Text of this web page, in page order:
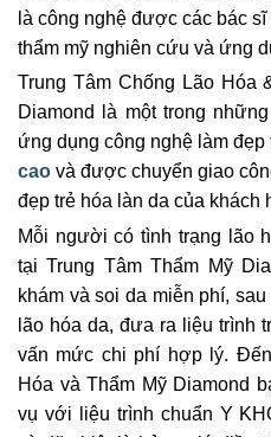
là công nghệ được các bác
thẩm mỹ nghiên cứu và ứng
Trung Tâm Chống Lão Hóa
Diamond là một trong
ứng dụng công nghệ làm đẹp
cao và được chuyển giao
đẹp trẻ hóa làn da của khách
Mỗi người có tình trạng lão
tại Trung Tâm Thẩm Mỹ
khám và soi da miễn phí,
lão hóa da, đưa ra liệu trình
vấn mức chi phí hợp lý.
Hóa và Thẩm Mỹ Diamond
vụ với liệu trình chuẩn Y